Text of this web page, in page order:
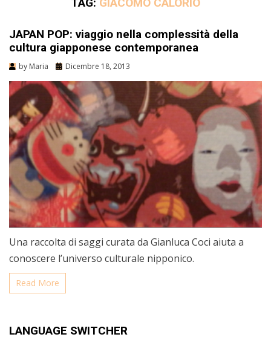
TAG: GIACOMO CALORIO
JAPAN POP: viaggio nella complessità della
cultura giapponese contemporanea
by Maria Dicembre 18, 2013
Una raccolta di saggi curata da Gianluca Coci aiuta a
conoscere l’universo culturale nipponico.
Read More
LANGUAGE SWITCHER